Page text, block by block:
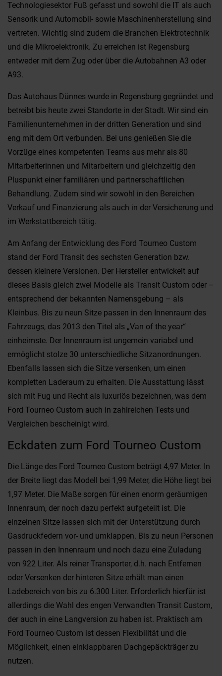
Technologiesektor Fuß gefasst und sowohl die IT als auch
Sensorik und Automobil- sowie Maschinenherstellung sind
vertreten. Wichtig sind zudem die Branchen Elektrotechnik
und die Mikroelektronik. Zu erreichen ist Regensburg
entweder mit dem Zug oder über die Autobahnen A3 oder
A93.
Das Autohaus Dünnes wurde in Regensburg gegründet und
betreibt bis heute zwei Standorte in der Stadt. Wir sind ein
Familienunternehmen in der dritten Generation und sind
eng mit dem Ort verbunden. Bei uns genießen Sie die
Vorzüge eines kompetenten Teams aus mehr als 80
Mitarbeiterinnen und Mitarbeitern und gleichzeitig den
Pluspunkt einer familiären und partnerschaftlichen
Behandlung. Zudem sind wir sowohl in den Bereichen
Verkauf und Finanzierung als auch in der Versicherung und
im Werkstattbereich tätig.
Am Anfang der Entwicklung des Ford Tourneo Custom
stand der Ford Transit des sechsten Generation bzw.
dessen kleinere Versionen. Der Hersteller entwickelt auf
dieses Basis gleich zwei Modelle als Transit Custom oder –
entsprechend der bekannten Namensgebung – als
Kleinbus. Bis zu neun Sitze passen in den Innenraum des
Fahrzeugs, das 2013 den Titel als „Van of the year“
einheimste. Der Innenraum ist ungemein variabel und
ermöglicht stolze 30 unterschiedliche Sitzanordnungen.
Ebenfalls lassen sich die Sitze versenken, um einen
kompletten Laderaum zu erhalten. Die Ausstattung lässt
sich mit Fug und Recht als luxuriös bezeichnen, was dem
Ford Tourneo Custom auch in zahlreichen Tests und
Vergleichen bescheinigt wird.
Eckdaten zum Ford Tourneo Custom
Die Länge des Ford Tourneo Custom beträgt 4,97 Meter. In
der Breite liegt das Modell bei 1,99 Meter, die Höhe liegt bei
1,97 Meter. Die Maße sorgen für einen enorm geräumigen
Innenraum, der noch dazu perfekt aufgeteilt ist. Die
einzelnen Sitze lassen sich mit der Unterstützung durch
Gasdruckfedern vor- und umklappen. Bis zu neun Personen
passen in den Innenraum und noch dazu eine Zuladung
von 922 Liter. Als reiner Transporter, d.h. nach Entfernen
oder Versenken der hinteren Sitze erhält man einen
Ladebereich von bis zu 6.300 Liter. Erforderlich hierfür ist
allerdings die Wahl des engen Verwandten Transit Custom,
der auch in eine Langversion zu haben ist. Praktisch am
Ford Tourneo Custom ist dessen Flexibilität und die
Möglichkeit, einen einklappbaren Dachgepäckträger zu
nutzen.